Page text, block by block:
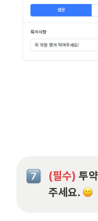
(필수) 투
주세요.